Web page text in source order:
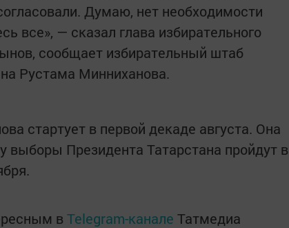
Думаю, нет необходимости
все», — сказал глава избирательного
сообщает избирательный штаб
Рустама Минниханова.
стартует в первой декаде августа. Она
выборы Президента Татарстана пройдут в
в Telegram-канале Татмедиа